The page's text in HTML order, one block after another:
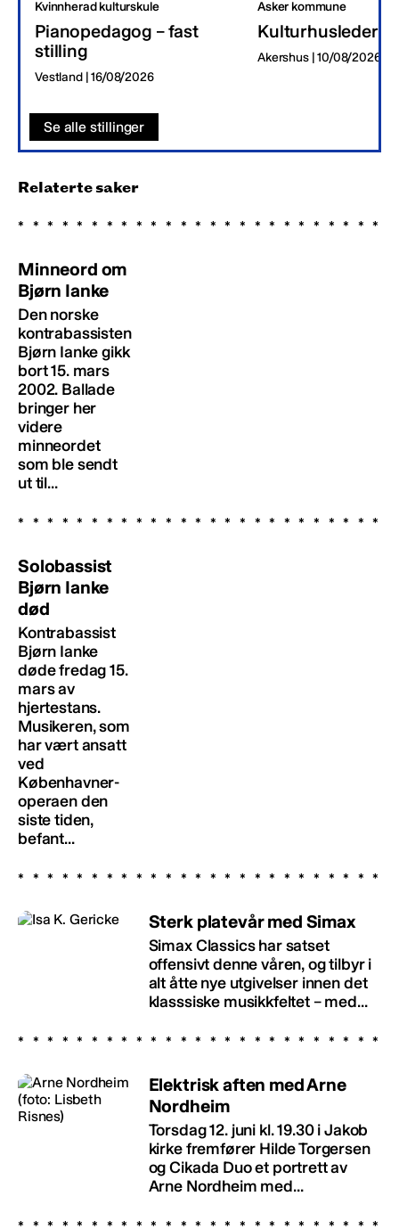
Kvinnherad kulturskule
Pianopedagog – fast
stilling
Vestland | 16/08/2026
Asker kommune
Kulturhusleder
Akershus | 10/08/2026
Se alle stillinger
Relaterte saker
Minneord om
Bjørn Ianke
Den norske
kontrabassisten
Bjørn Ianke gikk
bort 15. mars
2002. Ballade
bringer her
videre
minneordet
som ble sendt
ut til...
Solobassist
Bjørn Ianke
død
Kontrabassist
Bjørn Ianke
døde fredag 15.
mars av
hjertestans.
Musikeren, som
har vært ansatt
ved
Københavner-
operaen den
siste tiden,
befant...
Sterk platevår med Simax
Simax Classics har satset
offensivt denne våren, og tilbyr i
alt åtte nye utgivelser innen det
klasssiske musikkfeltet – med...
Elektrisk aften med Arne
Nordheim
Torsdag 12. juni kl. 19.30 i Jakob
kirke fremfører Hilde Torgersen
og Cikada Duo et portrett av
Arne Nordheim med...